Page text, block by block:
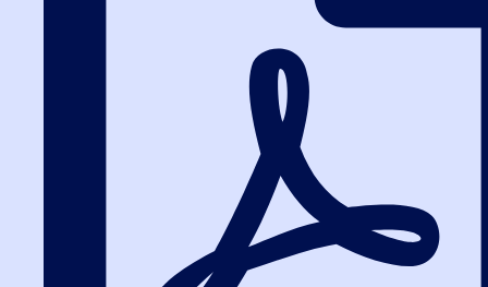
Практика работы на
электронных площадках